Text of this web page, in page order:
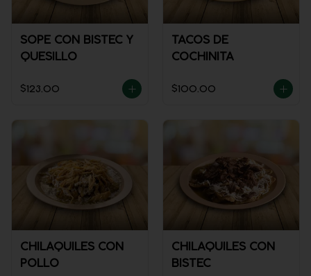
SOPE CON BISTEC Y
QUESILLO
$123.00
TACOS DE
COCHINITA
$100.00
CHILAQUILES CON
POLLO
CHILAQUILES CON
BISTEC